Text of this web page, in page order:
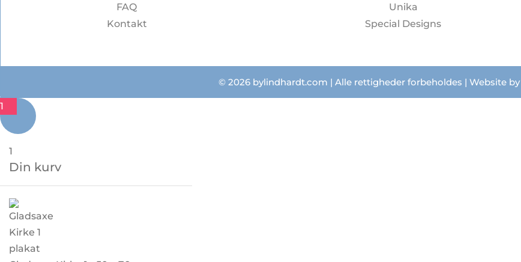
FAQ
Kontakt
Unika
Special Designs
© 2026 bylindhardt.com | Alle rettigheder forbeholdes | Website by
1
1
Din kurv